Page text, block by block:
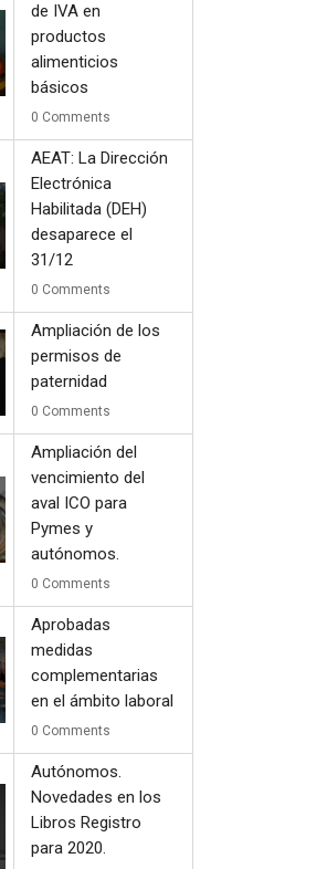
de IVA en
productos
alimenticios
básicos
0 Comments
AEAT: La Dirección
Electrónica
Habilitada (DEH)
desaparece el
31/12
0 Comments
Ampliación de los
permisos de
paternidad
0 Comments
Ampliación del
vencimiento del
aval ICO para
Pymes y
autónomos.
0 Comments
Aprobadas
medidas
complementarias
en el ámbito laboral
0 Comments
Autónomos.
Novedades en los
Libros Registro
para 2020.